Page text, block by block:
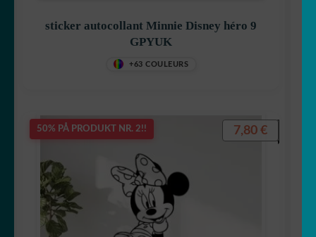
sticker autocollant Minnie Disney héro 9
GPYUK
+63 COULEURS
50% PÅ PRODUKT NR. 2!! 7,80 €